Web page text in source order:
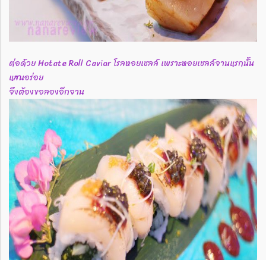
ต่อด้วย Hotate Roll Caviar โรลหอยเชลล์ เพราะหอยเชลล์จานแรกนั้น
แสนอร่อย
จึงต้องขอลองอีกจาน